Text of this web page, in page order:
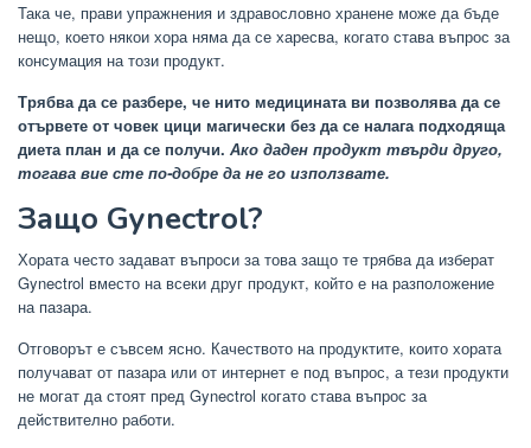
Така че, прави упражнения и здравословно хранене може да бъде
нещо, което някои хора няма да се харесва, когато става въпрос за
консумация на този продукт.
Трябва да се разбере, че нито медицината ви позволява да се
отървете от човек цици магически без да се налага подходяща
диета план и да се получи. Ако даден продукт твърди друго,
тогава вие сте по-добре да не го използвате.
Защо Gynectrol?
Хората често задават въпроси за това защо те трябва да изберат
Gynectrol вместо на всеки друг продукт, който е на разположение
на пазара.
Отговорът е съвсем ясно. Качеството на продуктите, които хората
получават от пазара или от интернет е под въпрос, а тези продукти
не могат да стоят пред Gynectrol когато става въпрос за
действително работи.